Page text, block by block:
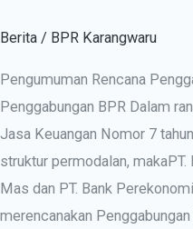
Berita / BPR Karangwaru
Pengumuman Rencana
Penggabungan BPR Dalam
Jasa Keuangan Nomor 7
struktur permodalan, makaPT.
Mas dan PT. Bank
merencanakan